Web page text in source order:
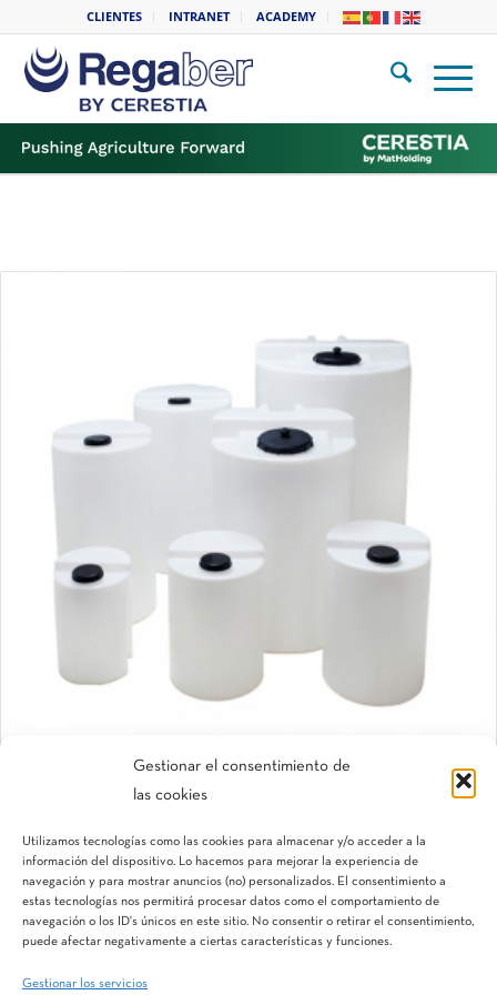
Gestionar el consentimiento de
las cookies
Utilizamos tecnologías como las cookies para almacenar y/o acceder a la
información del dispositivo. Lo hacemos para mejorar la experiencia de
navegación y para mostrar anuncios (no) personalizados. El consentimiento a
estas tecnologías nos permitirá procesar datos como el comportamiento de
navegación o los ID's únicos en este sitio. No consentir o retirar el consentimiento,
puede afectar negativamente a ciertas características y funciones.
Gestionar los servicios
CLIENTES INTRANET ACADEMY
Depósitos dosificadores